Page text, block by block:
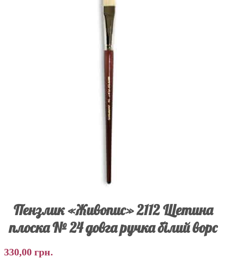
Пензлик «Живопис» 2112 Щетина
плоска № 24 довга ручка білий ворс
330,00 грн.